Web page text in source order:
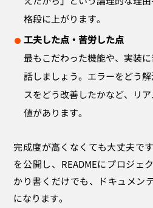
格段に上がります。
工夫した点・苦労した点
最もこだわった機能や、実装
話しましょう。エラーをどう
スをどう改善したかなど、リ
値があります。
完成度が高くなくても大丈夫で
を公開し、READMEにプロジェ
かり書くだけでも、ドキュメン
になります。